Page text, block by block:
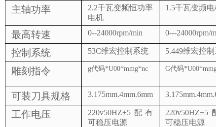
主轴功率
2.2千瓦变频恒功率
电机
1.5千瓦变频电
最高转速 0--24000rpm/min 0---24000rpm/
控制系统 53C维宏控制系统 5.449维宏控制
雕刻指令 g代码*U00*mmg*nc G代码
可装刀具规格 3.175mm.4mm.6mm
工作电压 220v50HZ±5 配有
可稳压电源
220v50HZ±5
可稳压电源